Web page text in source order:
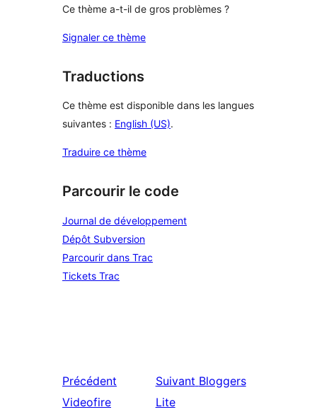
Ce thème a-t-il de gros problèmes ?
Signaler ce thème
Traductions
Ce thème est disponible dans les langues
suivantes : English (US).
Traduire ce thème
Parcourir le code
Journal de développement
Dépôt Subversion
Parcourir dans Trac
Tickets Trac
Précédent
Videofire
Suivant Bloggers
Lite